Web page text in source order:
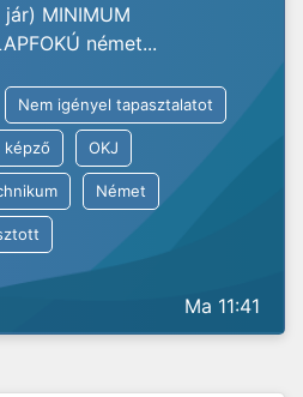
MINIMUM
német...
Nem igényel tapasztalatot
képző OKJ
Német
Ma 11:41